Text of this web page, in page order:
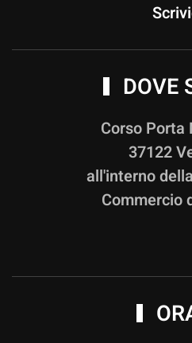
DOVE
Corso Porta
37122
all'interno
Commercio